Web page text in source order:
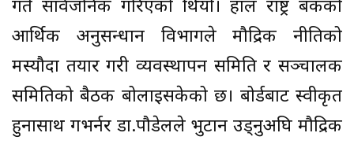
गते सार्वजनिक गरिएको थियो। हाल राष्ट्र बैंकको
आर्थिक अनुसन्धान विभागले मौद्रिक नीतिको
मस्यौदा तयार गरी व्यवस्थापन समिति र सञ्चालक
समितिको बैठक बोलाइसकेको छ। बोर्डबाट स्वीकृत
हुनासाथ गभर्नर डा.पौडेलले भुटान उड्नुअघि मौद्रिक